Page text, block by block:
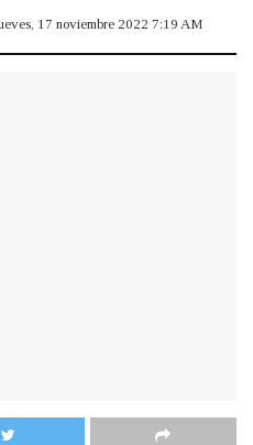
17 noviembre 2022 7:19 AM